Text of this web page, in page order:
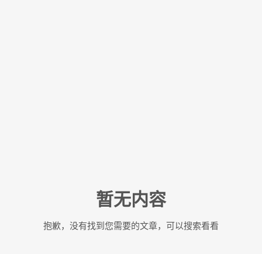
暂无内容
抱歉，没有找到您需要的文章，可以搜索看看